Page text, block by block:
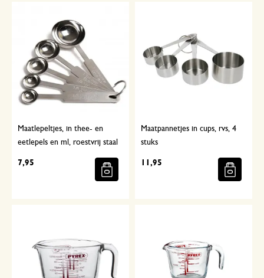
Maatlepeltjes, in thee- en
eetlepels en ml, roestvrij staal
7,95
Maatpannetjes in cups, rvs, 4
stuks
11,95